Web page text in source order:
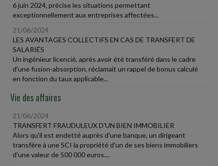
6 juin 2024, précise les situations permettant
exceptionnellement aux entreprises affectées...
21/06/2024
LES AVANTAGES COLLECTIFS EN CAS DE TRANSFERT DE
SALARIÉS
Un ingénieur licencié, après avoir été transféré dans le cadre
d'une fusion-absorption, réclamait un rappel de bonus calculé
en fonction du taux applicable...
Vie des affaires
21/06/2024
TRANSFERT FRAUDULEUX D'UN BIEN IMMOBILIER
Alors qu'il est endetté auprès d'une banque, un dirigeant
transfère à une SCI la propriété d'un de ses biens immobiliers
d'une valeur de 500 000 euros....